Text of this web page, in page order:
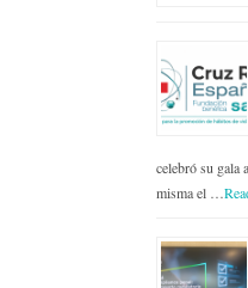
celebró su gala
misma el …